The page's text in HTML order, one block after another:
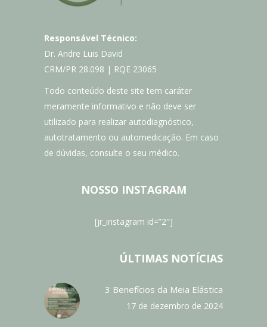
Responsável Técnico:
Dr. Andre Luis David
CRM/PR 28.098 | RQE 23065
Todo conteúdo deste site tem caráter
meramente informativo e não deve ser
utilizado para realizar autodiagnóstico,
autotratamento ou automedicação. Em caso
de dúvidas, consulte o seu médico.
NOSSO INSTAGRAM
[jr_instagram id=”2″]
ÚLTIMAS NOTÍCIAS
3 Benefícios da Meia Elástica
17 de dezembro de 2024